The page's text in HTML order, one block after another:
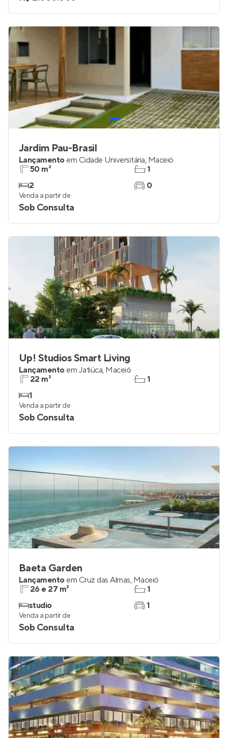
Jardim Pau-Brasil
Lançamento em Cidade Universitária, Maceió
50 m²
2
1
0
Venda a partir de
Sob Consulta
Up! Studios Smart Living
Lançamento em Jatiúca, Maceió
22 m²
1
1
Venda a partir de
Sob Consulta
Baeta Garden
Lançamento em Cruz das Almas, Maceió
26 e 27 m²
studio
1
1
Venda a partir de
Sob Consulta